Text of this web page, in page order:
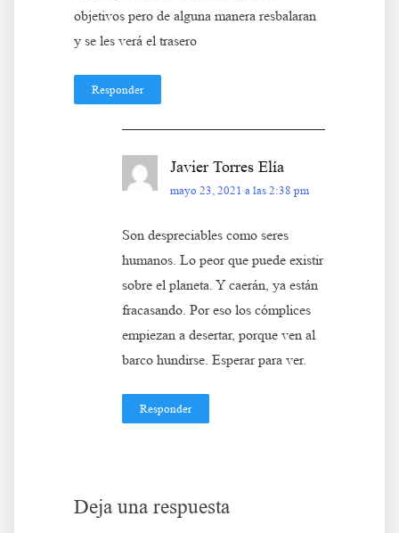
objetivos pero de alguna manera resbalaran
y se les verá el trasero
Responder
Javier Torres Elía
mayo 23, 2021 a las 2:38 pm
Son despreciables como seres
humanos. Lo peor que puede existir
sobre el planeta. Y caerán, ya están
fracasando. Por eso los cómplices
empiezan a desertar, porque ven al
barco hundirse. Esperar para ver.
Responder
Deja una respuesta